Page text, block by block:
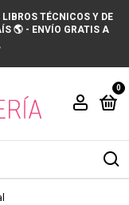
TÉCNICOS Y DE
🌎 - ENVÍO GRATIS A
0